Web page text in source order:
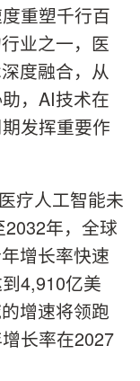
重塑千行百
业之一，医
度融合，从
，AI技术在
发挥重要作
疗人工智能未
年，全球
增长率快速
4,910亿美
增速将领跑
长率在2027